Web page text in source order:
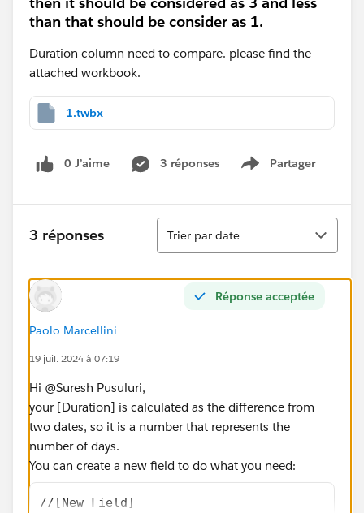
than that should be consider as 1.
Duration column need to compare. please find the
attached workbook.
1.twbx
0 J’aime 3 réponses Partager
Show menu
3 réponses
Tri
Trier par date
Réponse acceptée
Paolo Marcellini
19 juil. 2024 à 07:19
Hi @Suresh Pusuluri​,
your [Duration] is calculated as the difference from
two dates, so it is a number that represents the
number of days.
You can create a new field to do what you need:
//[New Field]